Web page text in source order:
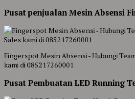
Pusat penjualan Mesin Absensi
Fingerspot Mesin Absensi - Hubungi
kami di 085217260001
Pusat Pembuatan LED Running